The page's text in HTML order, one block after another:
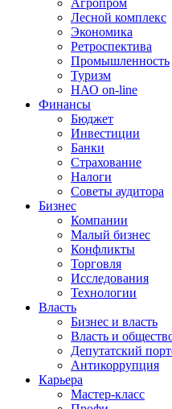
Агропром
Лесной комплекс
Экономика
Ретроспектива
Промышленность
Туризм
НАО on-line
Финансы
Бюджет
Инвестиции
Банки
Страхование
Налоги
Советы аудитора
Бизнес
Компании
Малый бизнес
Конфликты
Торговля
Исследования
Технологии
Власть
Бизнес и власть
Власть и
Депутатский
Антикоррупция
Карьера
Мастер-класс